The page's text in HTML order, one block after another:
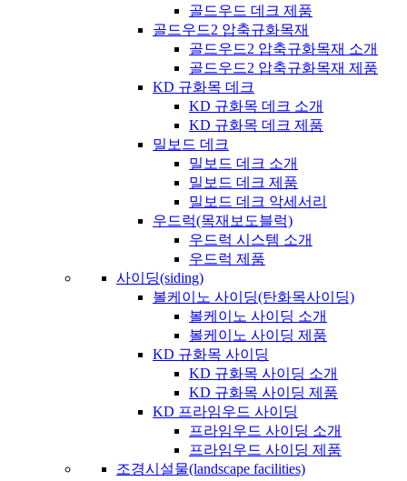
골드우드 데크 제품
골드우드2 압축규화목재
골드우드2 압축규화목재 소개
골드우드2 압축규화목재 제품
KD 규화목 데크
KD 규화목 데크 소개
KD 규화목 데크 제품
밀보드 데크
밀보드 데크 소개
밀보드 데크 제품
밀보드 데크 악세서리
우드럭(목재보도블럭)
우드럭 시스템 소개
우드럭 제품
사이딩(siding)
볼케이노 사이딩(탄화목사이딩)
볼케이노 사이딩 소개
볼케이노 사이딩 제품
KD 규화목 사이딩
KD 규화목 사이딩 소개
KD 규화목 사이딩 제품
KD 프라임우드 사이딩
프라임우드 사이딩 소개
프라임우드 사이딩 제품
조경시설물(landscape facilities)